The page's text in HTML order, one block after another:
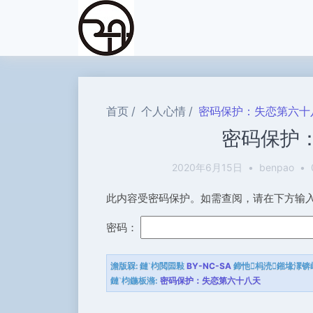
首页 个人心情 密码保护：失恋第六十
密码保护
2020年6月15日 • benpao •
此内容受密码保护。如需查阅，请在下方输
密码：
澹版槑: 鏈枃閲囩敤 BY-NC-SA 鍗忚杩涜鎺堟潈
鏈枃鍦板潃: 密码保护：失恋第六十八天